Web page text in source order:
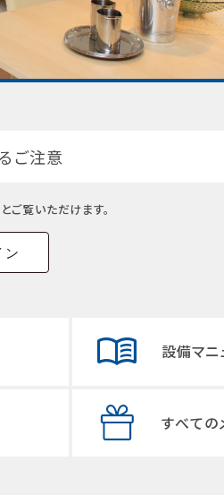
ご注意
ご覧いただけます。
ン
設備マニ
すべての